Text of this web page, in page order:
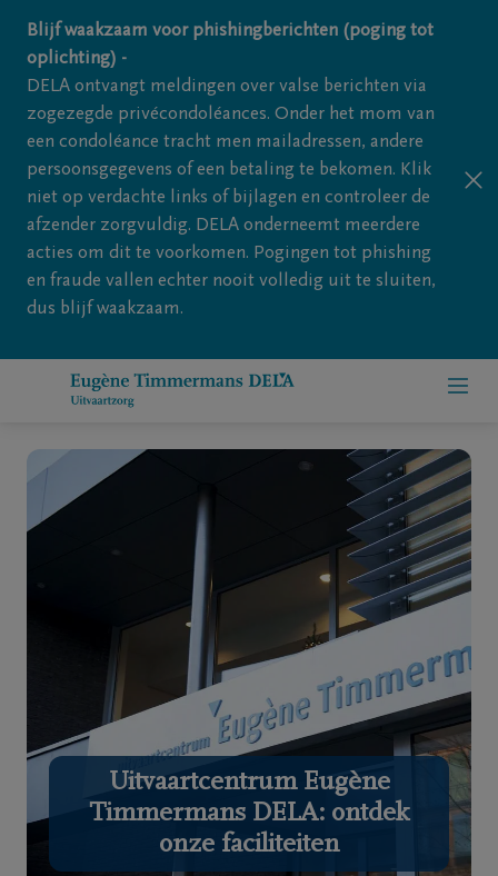
Overslaan en naar inhoud gaan
Blijf waakzaam voor phishingberichten (poging tot
oplichting) -
DELA ontvangt meldingen over valse berichten via
zogezegde privécondoléances. Onder het mom van
een condoléance tracht men mailadressen, andere
persoonsgegevens of een betaling te bekomen. Klik
niet op verdachte links of bijlagen en controleer de
afzender zorgvuldig. DELA onderneemt meerdere
acties om dit te voorkomen. Pogingen tot phishing
en fraude vallen echter nooit volledig uit te sluiten,
dus blijf waakzaam.
Home
Contact
Uitvaart
regelenUitvaartcentrum Eugène
Timmermans DELA: ontdek
onze faciliteiten